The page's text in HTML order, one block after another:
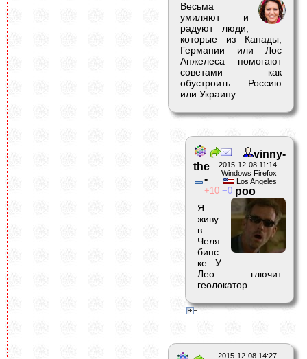
Весьма
умиляют и
радуют люди,
которые из Канады,
Германии или Лос
Анжелеса помогают
советами как
обустроить Россию
или Украину.
2015-12-08 11:14
Windows Firefox
Los Angeles
10 0
vinny-
the
-
poo
Я
живу
в
Челя
бинс
ке. У
Лео глючит
геолокатор.
2015-12-08 14:27